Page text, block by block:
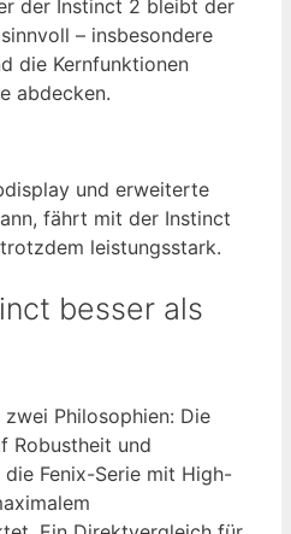
der Instinct 2 bleibt der
– insbesondere
die Kernfunktionen
abdecken.
und erweiterte
fährt mit der Instinct
leistungsstark.
besser als
Philosophien: Die
Robustheit und
Fenix-Serie mit High-